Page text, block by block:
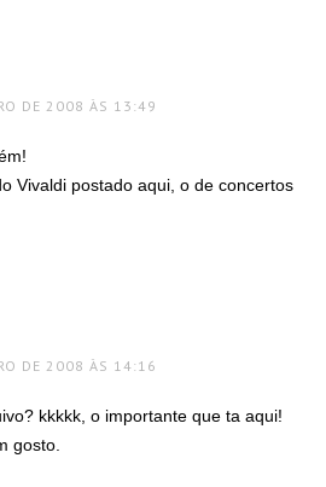
DE 2008 ÀS 13:49
Vivaldi postado aqui, o de concertos
DE 2008 ÀS 14:16
kkkkk, o importante que ta aqui!
gosto.